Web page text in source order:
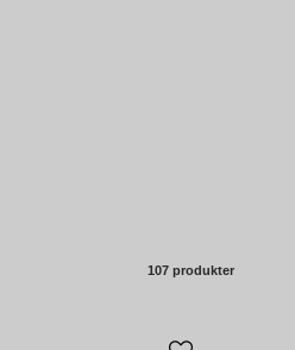
107 produkter